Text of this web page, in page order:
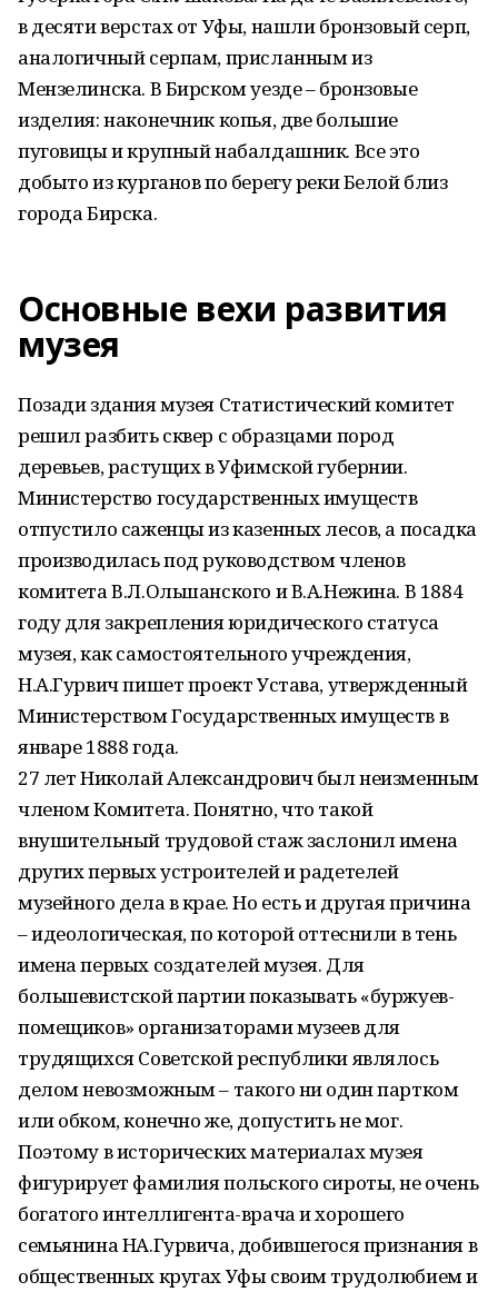
в десяти верстах от Уфы, нашли бронзовый серп,
аналогичный серпам, присланным из
Мензелинска. В Бирском уезде – бронзовые
изделия: наконечник копья, две большие
пуговицы и крупный набалдашник. Все это
добыто из курганов по берегу реки Белой близ
города Бирска.
Основные вехи развития
музея
Позади здания музея Статистический комитет
решил разбить сквер с образцами пород
деревьев, растущих в Уфимской губернии.
Министерство государственных имуществ
отпустило саженцы из казенных лесов, а посадка
производилась под руководством членов
комитета В.Л.Ольшанского и В.А.Нежина. В 1884
году для закрепления юридического статуса
музея, как самостоятельного учреждения,
Н.А.Гурвич пишет проект Устава, утвержденный
Министерством Государственных имуществ в
январе 1888 года.
27 лет Николай Александрович был неизменным
членом Комитета. Понятно, что такой
внушительный трудовой стаж заслонил имена
других первых устроителей и радетелей
музейного дела в крае. Но есть и другая причина
– идеологическая, по которой оттеснили в тень
имена первых создателей музея. Для
большевистской партии показывать «буржуев-
помещиков» организаторами музеев для
трудящихся Советской республики являлось
делом невозможным – такого ни один партком
или обком, конечно же, допустить не мог.
Поэтому в исторических материалах музея
фигурирует фамилия польского сироты, не очень
богатого интеллигента-врача и хорошего
семьянина НА.Гурвича, добившегося признания в
общественных кругах Уфы своим трудолюбием и